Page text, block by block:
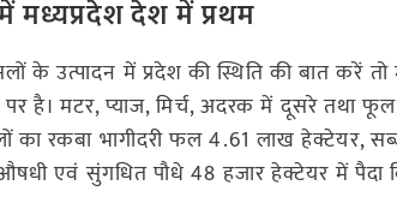
में मध्यप्रदेश देश में प्रथम
के उत्पादन में प्रदेश की स्थिति की बात
पर है। मटर, प्याज, मिर्च, अदरक में दूसरे तथा
का रकबा भागीदरी फल 4.61 लाख हेक्टेयर,
एवं सुंगधित पौधे 48 हजार हेक्टेयर में पैदा